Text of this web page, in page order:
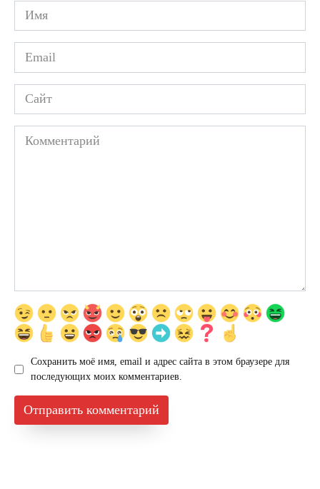
Имя
*
Email
*
Сайт
Комментарий
Сохранить моё имя, email и адрес сайта в этом браузере для
последующих моих комментариев.